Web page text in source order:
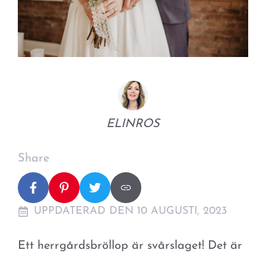
ELINROS
Share
UPPDATERAD DEN 10 AUGUSTI, 2023
Ett herrgårdsbröllop är svårslaget! Det är